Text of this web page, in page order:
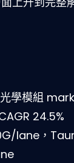
光學模組
24.5%
lane，